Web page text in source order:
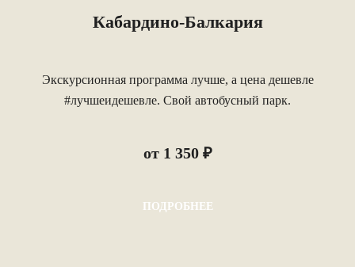
Кабардино-Балкария
Экскурсионная программа лучше, а цена дешевле
#лучшеидешевле. Свой автобусный парк.
от 1 350 ₽
ПОДРОБНЕЕ